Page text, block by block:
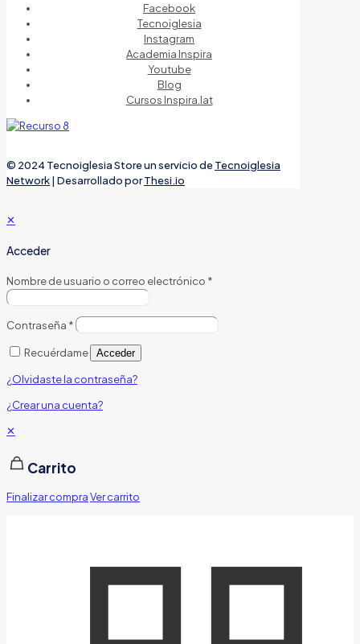
Facebook
Tecnoiglesia
Instagram
Academia Inspira
Youtube
Blog
Cursos Inspira.lat
© 2024 Tecnoiglesia Store un servicio deTecnoiglesia
Network| Desarrollado porThesi.io
✕
Acceder
Nombre de usuario o correo electrónico *
Contraseña *
Recuérdame Acceder
¿Olvidaste la contraseña?
¿Crear una cuenta?
✕
Carrito
Finalizar compraVer carrito